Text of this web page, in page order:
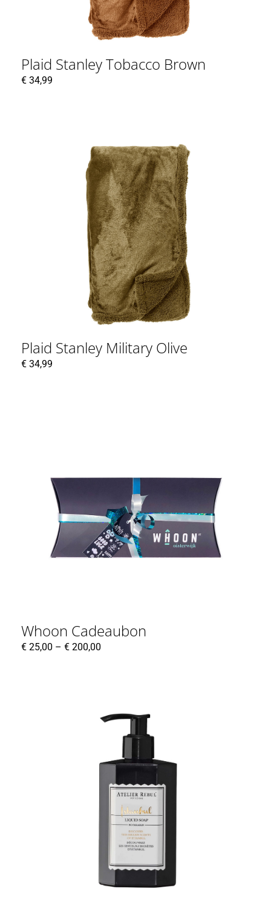
Plaid Stanley Tobacco Brown
€ 34,99
Plaid Stanley Military Olive
€ 34,99
Whoon Cadeaubon
€ 25,00 – € 200,00